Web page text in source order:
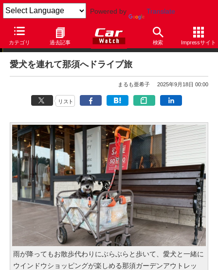
Powered by Translate
カテゴリ 過去記事 検索 Impressサイト
まるも亜希子の「寄り道日和」
愛犬を連れて那須へドライブ旅
まるも亜希子 2025年9月18日 00:00
リスト
雨が降ってもお散歩代わりにぶらぶらと歩いて、愛犬と一緒に
ウインドウショッピングが楽しめる那須ガーデンアウトレッ